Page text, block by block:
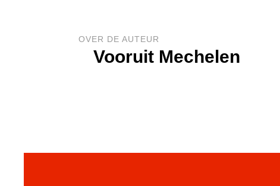
OVER DE AUTEUR
Vooruit Mechelen